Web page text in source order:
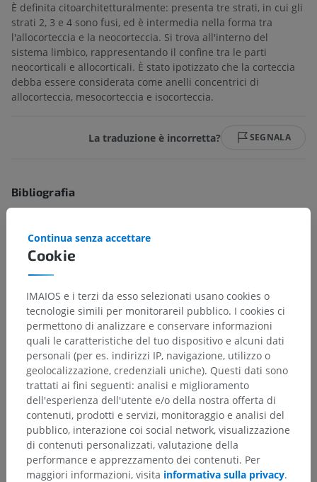
È definita citoarchitetturalmente: presenta tre strati, in cui gli
strati 2, 3 e 4 sono fusi, ed è intermedia nella forma tra
l'allocorteccia e la neocorteccia. Si trova all'interno del
sistema limbico, rappresentando il confine tra le parti
neocorticali e allocorticali. È stato ipotizzato che la corteccia
debba essere considerata come anelli concentrici di
allocorteccia, mesocorteccia e isocorteccia.
La traduzione è incorretta? SEGNALA
Bibliografia
The free encyclopedia. (2004, July 22). FL: Wikimedia Foundation, Inc.
Gerarchia anatomica
Anatomia umana 2
Corpo umano> Sistemi integrativi>
Sistema nervoso> Sistema nervoso centrale>
Encefalo> Cervello > Telencefalo> Pallio >
Corteccia cerebrale> Neocorteccia> Mesocorteccia
Strutture sottostanti:Non sono presenti strutture
soggiacenti per questa parte anatomica
Cookie
Continua senza accettare
IMAIOS e i terzi da esso selezionati usano cookies o
tecnologie simili per monitorareil pubblico. I cookies ci
permettono di analizzare e conservare informazioni
quali le caratteristiche del tuo dispositivo e alcuni dati
personali (per es. indirizzi IP, navigazione, utilizzo o
geolocalizzazione, credenziali uniche). Questi dati sono
trattati ai fini seguenti: analisi e miglioramento
dell'esperienza dell'utente e/o della nostra offerta di
contenuti, prodotti e servizi, monitoraggio e analisi del
pubblico, interazione coi social network, visualizzazione
di contenuti personalizzati, valutazione della
performance e apprezzamento dei contenuti. Per
maggiori informazioni, visita informativa sulla privacy.